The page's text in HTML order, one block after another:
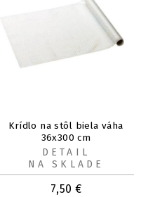
Krídlo na stôl biela váha
36x300 cm
7,50 €
DETAIL
NA SKLADE